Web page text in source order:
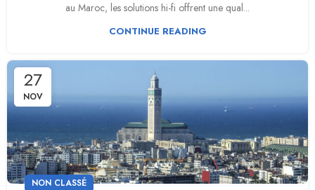
au Maroc, les solutions hi-fi offrent une qual...
CONTINUE READING
27
NOV
NON CLASSÉ